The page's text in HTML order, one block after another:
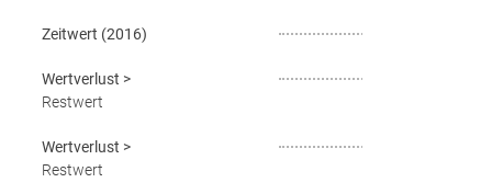
Zeitwert (2016)
Wertverlust >
Restwert
Wertverlust >
Restwert